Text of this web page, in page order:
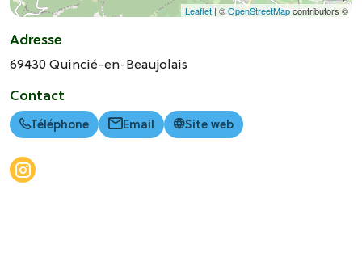
Leaflet | ©OpenStreetMapcontributors ©
Adresse
69430Quincié-en-Beaujolais
Contact
Téléphone Email Site web